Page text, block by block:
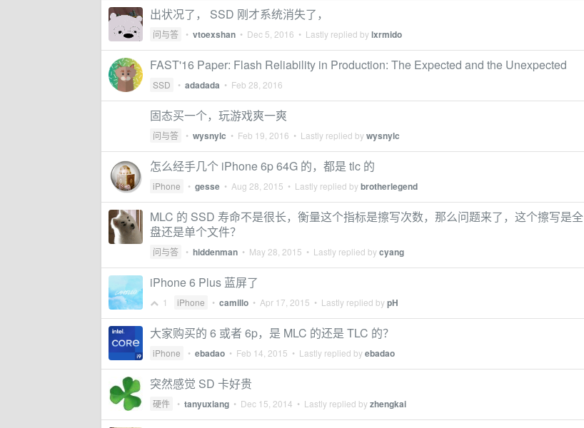
出状况了， SSD 刚才系统消失了，
问与答 • vtoexshan • Dec 5, 2016 • Lastly replied bylxrmido
FAST'16 Paper: Flash Reliability in Production: The Expected and the Unexpected
SSD • adadada • Feb 28, 2016
固态买一个，玩游戏爽一爽
问与答 • wysnylc • Feb 19, 2016 • Lastly replied bywysnylc
怎么经手几个 iPhone 6p 64G 的，都是 tlc 的
iPhone • gesse • Aug 28, 2015 • Lastly replied bybrotherlegend
MLC 的 SSD 寿命不是很长，衡量这个指标是擦写次数，那么问题来了，这个擦写是全
盘还是单个文件？
问与答 • hiddenman • May 28, 2015 • Lastly replied bycyang
iPhone 6 Plus 蓝屏了
1 iPhone • camillo • Apr 17, 2015 • Lastly replied bypH
大家购买的 6 或者 6p，是 MLC 的还是 TLC 的？
iPhone • ebadao • Feb 14, 2015 • Lastly replied byebadao
突然感觉 SD 卡好贵
硬件 • tanyuxiang • Dec 15, 2014 • Lastly replied byzhengkai